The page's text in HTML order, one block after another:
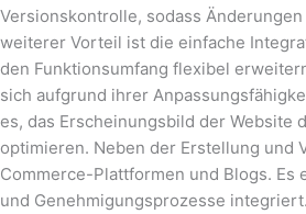
Versionskontrolle, sodass
weiterer Vorteil ist die einfache
den Funktionsumfang flexibel
sich aufgrund ihrer
es, das Erscheinungsbild der
optimieren. Neben der Erstellung und
Commerce-Plattformen und Blogs.
und Genehmigungsprozesse